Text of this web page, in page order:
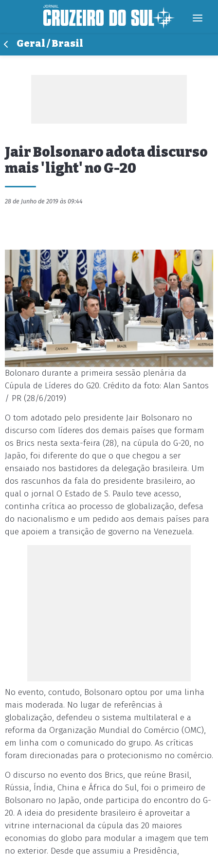
Geral / Brasil
Jair Bolsonaro adota discurso
mais 'light' no G-20
28 de Junho de 2019 às 09:44
Bolonaro durante a primeira sessão plenária da
Cúpula de Líderes do G20. Crédito da foto: Alan Santos
/ PR (28/6/2019)
O tom adotado pelo presidente Jair Bolsonaro no
discurso com líderes dos demais países que formam
os Brics nesta sexta-feira (28), na cúpula do G-20, no
Japão, foi diferente do que o que chegou a ser
ensaiado nos bastidores da delegação brasileira. Um
dos rascunhos da fala do presidente brasileiro, ao
qual o jornal O Estado de S. Paulo teve acesso,
continha crítica ao processo de globalização, defesa
do nacionalismo e um pedido aos demais países para
que apoiem a transição de governo na Venezuela.
No evento, contudo, Bolsonaro optou por uma linha
mais moderada. No lugar de referências à
globalização, defendeu o sistema multilateral e a
reforma da Organização Mundial do Comércio (OMC),
em linha com o comunicado do grupo. As críticas
foram direcionadas para o protecionismo no comércio.
O discurso no evento dos Brics, que reúne Brasil,
Rússia, Índia, China e África do Sul, foi o primeiro de
Bolsonaro no Japão, onde participa do encontro do G-
20. A ideia do presidente brasileiro é aproveitar a
vitrine internacional da cúpula das 20 maiores
economias do globo para modular a imagem que tem
no exterior. Desde que assumiu a Presidência,